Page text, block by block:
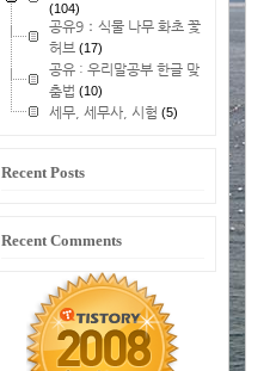
(104)
공유9：식물 나무 화초 꽃
허브 (17)
공유 : 우리말공부 한글 맞
춤법 (10)
세무, 세무사, 시험 (5)
Recent Posts
Recent Comments